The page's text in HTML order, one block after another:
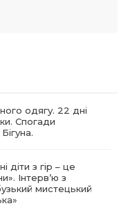
одягу. 22 дні
Спогади
діти з гір – це
Інтервʼю з
мистецький